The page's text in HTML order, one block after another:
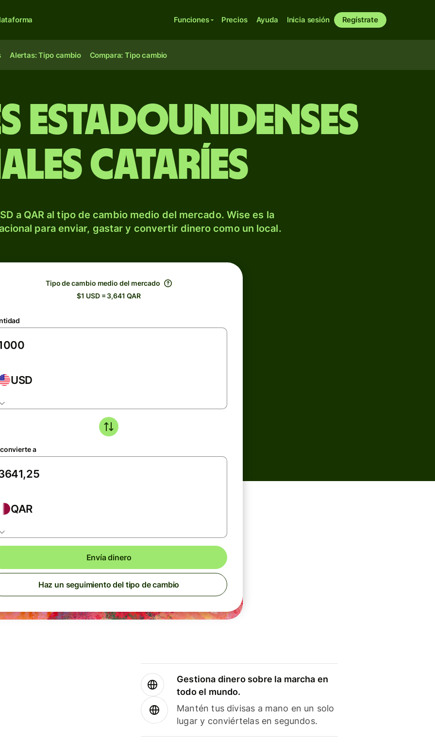
Funciones Precios Ayuda Inicia sesión Regístrate
Alertas: Tipo cambio Compara: Tipo cambio
estadounidenses
cataríes
a QAR al tipo de cambio medio del mercado. Wise es la
para enviar, gastar y convertir dinero como un local.
Tipo de cambio medio del mercado
$1 USD = 3,641 QAR
USD
a
QAR
Envía dinero
Haz un seguimiento del tipo de cambio
Gestiona dinero sobre la marcha en
todo el mundo.
Mantén tus divisas a mano en un solo
lugar y conviértelas en segundos.